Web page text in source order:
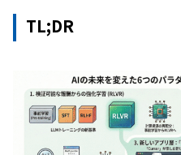
TL;DR